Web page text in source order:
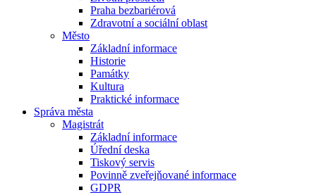
Praha bezbariérová
Zdravotní a sociální oblast
Město
Základní informace
Historie
Památky
Kultura
Praktické informace
Správa města
Magistrát
Základní informace
Úřední deska
Tiskový servis
Povinně zveřejňované informace
GDPR